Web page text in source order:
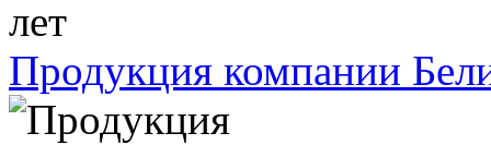
Продукция компании